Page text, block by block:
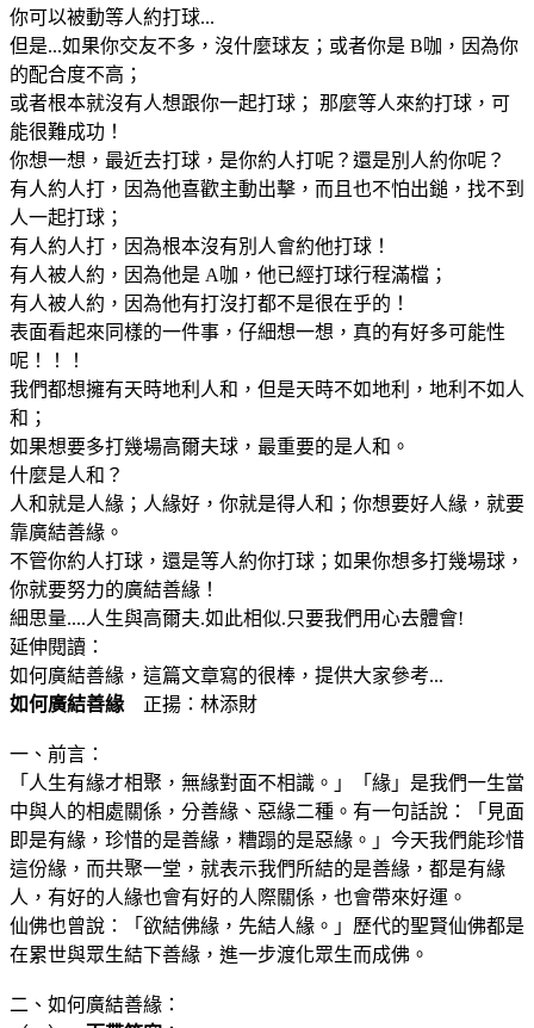
你可以被動等人約打球...
但是...如果你交友不多，沒什麼球友；或者你是 B咖，因為你
的配合度不高；
或者根本就沒有人想跟你一起打球； 那麼等人來約打球，可
能很難成功！
你想一想，最近去打球，是你約人打呢？還是別人約你呢？
有人約人打，因為他喜歡主動出擊，而且也不怕出鎚，找不到
人一起打球；
有人約人打，因為根本沒有別人會約他打球！
有人被人約，因為他是 A咖，他已經打球行程滿檔；
有人被人約，因為他有打沒打都不是很在乎的！
表面看起來同樣的一件事，仔細想一想，真的有好多可能性
呢！！！
我們都想擁有天時地利人和，但是天時不如地利，地利不如人
和；
如果想要多打幾場高爾夫球，最重要的是人和。
什麼是人和？
人和就是人緣；人緣好，你就是得人和；你想要好人緣，就要
靠廣結善緣。
不管你約人打球，還是等人約你打球；如果你想多打幾場球，
你就要努力的廣結善緣！
細思量....人生與高爾夫.如此相似.只要我們用心去體會!
延伸閱讀：
如何廣結善緣，這篇文章寫的很棒，提供大家參考...
如何廣結善緣正揚：林添財
一、前言：
「人生有緣才相聚，無緣對面不相識。」「緣」是我們一生當
中與人的相處關係，分善緣、惡緣二種。有一句話說：「見面
即是有緣，珍惜的是善緣，糟蹋的是惡緣。」今天我們能珍惜
這份緣，而共聚一堂，就表示我們所結的是善緣，都是有緣
人，有好的人緣也會有好的人際關係，也會帶來好運。
仙佛也曾說：「欲結佛緣，先結人緣。」歷代的聖賢仙佛都是
在累世與眾生結下善緣，進一步渡化眾生而成佛。
二、如何廣結善緣：